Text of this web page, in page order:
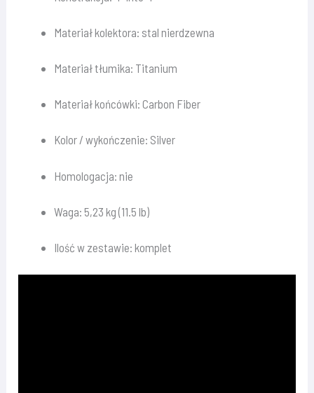
Materiał kolektora: stal nierdzewna
Materiał tłumika: Titanium
Materiał końcówki: Carbon Fiber
Kolor / wykończenie: Silver
Homologacja: nie
Waga: 5,23 kg (11.5 lb)
Ilość w zestawie: komplet